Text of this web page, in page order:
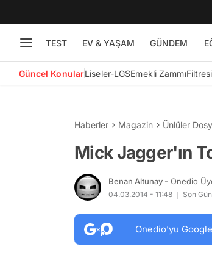
TEST EV & YAŞAM GÜNDEM
Güncel KonularLiseler-LGSEmekli Zammı
Haberler Magazin Ünlüler
Mick Jagger'ın
Benan Altunay - Onedio
04.03.2014 - 11:48 Son
Onedio’yu